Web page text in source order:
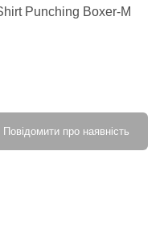
Повідомити про наявність